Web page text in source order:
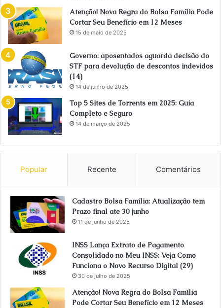
Atenção! Nova Regra do Bolsa Família Pode
Cortar Seu Benefício em 12 Meses
15 de maio de 2025
Governo: aposentados aguarda decisão do
STF para devolução de descontos indevidos
(14)
14 de junho de 2025
Top 5 Sites de Torrents em 2025: Guia
Completo e Seguro
14 de março de 2025
Popular Recente Comentários
Cadastro Bolsa Família: Atualização tem
Prazo final ate 30 junho
11 de junho de 2025
INSS Lança Extrato de Pagamento
Consolidado no Meu INSS: Veja Como
Funciona o Novo Recurso Digital (29)
30 de julho de 2025
Atenção! Nova Regra do Bolsa Família
Pode Cortar Seu Benefício em 12 Meses